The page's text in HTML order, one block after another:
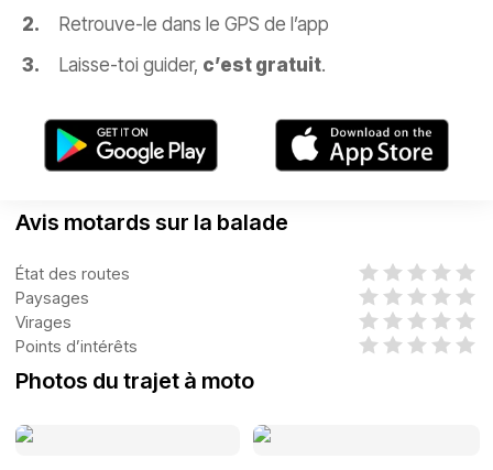
Retrouve-le dans le GPS de l’app
Laisse-toi guider, c’est gratuit.
Avis motards sur la balade
État des routes
Paysages
Virages
Points d’intérêts
Photos du trajet à moto